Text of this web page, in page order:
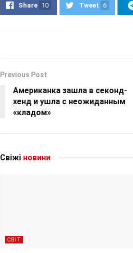
Share 10 Tweet 6
Previous Post
Американка зашла в секонд-
хенд и ушла с неожиданным
«кладом»
Свіжі новини
СВІТ